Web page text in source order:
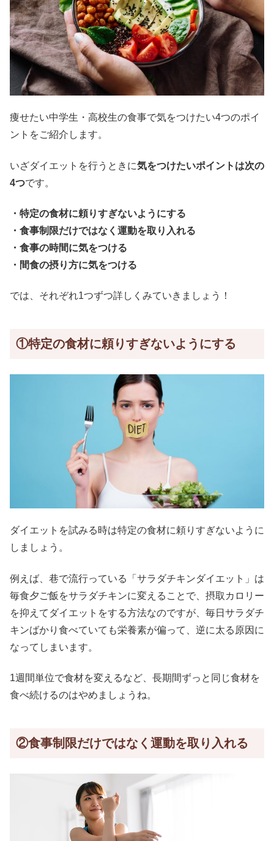
痩せたい中学生・高校生の食事で気をつけたい4つのポイ
ントをご紹介します。
いざダイエットを行うときに気をつけたいポイントは次の
4つです。
・特定の食材に頼りすぎないようにする
・食事制限だけではなく運動を取り入れる
・食事の時間に気をつける
・間食の摂り方に気をつける
では、それぞれ1つずつ詳しくみていきましょう！
①特定の食材に頼りすぎないようにする
ダイエットを試みる時は特定の食材に頼りすぎないように
しましょう。
例えば、巷で流行っている「サラダチキンダイエット」は
毎食夕ご飯をサラダチキンに変えることで、摂取カロリー
を抑えてダイエットをする方法なのですが、毎日サラダチ
キンばかり食べていても栄養素が偏って、逆に太る原因に
なってしまいます。
1週間単位で食材を変えるなど、長期間ずっと同じ食材を
食べ続けるのはやめましょうね。
②食事制限だけではなく運動を取り入れる